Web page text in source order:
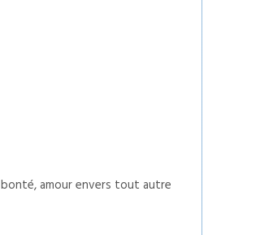
amour envers tout autre